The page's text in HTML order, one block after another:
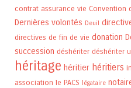
contrat assurance vie Convention
Dernières volontés Deuil
directives de fin de vie donation
succession déshériter déshériter
héritage héritier héritiers
association le PACS légataire